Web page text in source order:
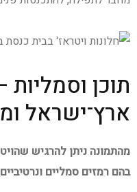
תוכן וסמליות
ארץ־ישראל
מהתמונה ניתן להרגיש
בהם רמזים סמליים